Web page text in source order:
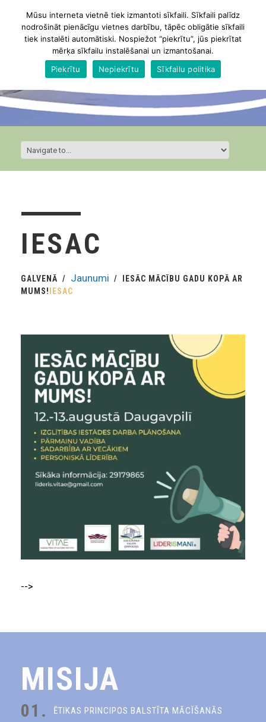
IESAC
GALVENĀ Jaunumi
IESĀC MĀCĪBU GADU KOPĀ AR
MUMS!
IESAC
-->
MISIJA
01.
ĒTIKAS PRINCIPOS BALSTĪTA MĀCĪŠANĀS
Mūsu interneta vietnē tiek izmantoti sīkfaili. Sīkfaili palīdz
nodrošināt pienācīgu vietnes darbību, tāpēc obligātie sīkfaili
tiek instalēti automātiski. Nospiežot “piekrītu”, jūs piekrītat
mērķa sīkfailu instalēšanai un izmantošanai.
Piekrītu
Nepiekrītu Sīkfailu politika